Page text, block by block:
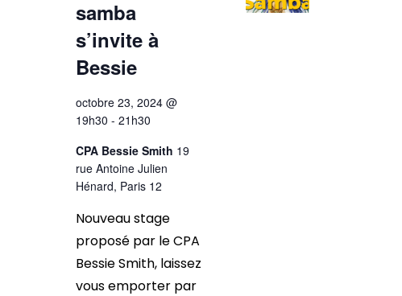
samba
s’invite à
Bessie
octobre 23, 2024 @
19h30 - 21h30
CPA Bessie Smith 19
rue Antoine Julien
Hénard, Paris 12
Nouveau stage
proposé par le CPA
Bessie Smith, laissez
vous emporter par